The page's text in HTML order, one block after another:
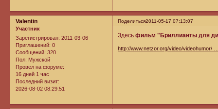
Поделиться2011-05-17 07:13:07
Valentin
Участник
Зарегистрирован: 2011-03-06
Приглашений: 0
Сообщений: 320
Пол: Мужской
Провел на форуме:
16 дней 1 час
Последний визит:
2026-08-02 08:29:51
Здесь фильм "Бриллианты для
http://www.netzor.org/video/videohumor/